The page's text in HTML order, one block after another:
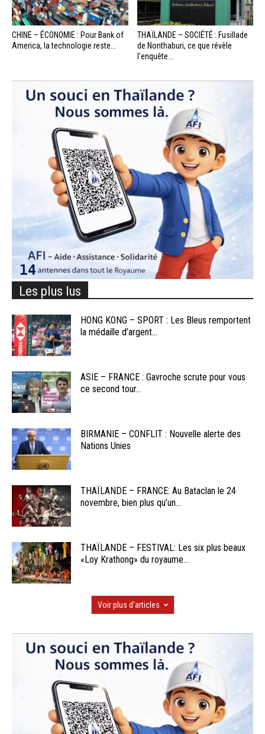
CHINE – ÉCONOMIE : Pour Bank of
America, la technologie reste...
THAÏLANDE – SOCIÉTÉ : Fusillade
de Nonthaburi, ce que révèle
l’enquête...
Les plus lus
HONG KONG – SPORT : Les Bleus remportent
la médaille d’argent...
ASIE – FRANCE : Gavroche scrute pour vous
ce second tour...
BIRMANIE – CONFLIT : Nouvelle alerte des
Nations Unies
THAÏLANDE – FRANCE: Au Bataclan le 24
novembre, bien plus qu’un...
THAÏLANDE – FESTIVAL: Les six plus beaux
«Loy Krathong» du royaume...
Voir plus d'articles